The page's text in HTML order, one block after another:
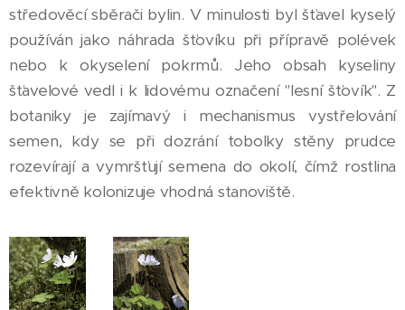
středověcí sběrači bylin. V minulosti byl šťavel kyselý
používán jako náhrada šťovíku při přípravě polévek
nebo k okyselení pokrmů. Jeho obsah kyseliny
šťavelové vedl i k lidovému označení "lesní šťovík". Z
botaniky je zajímavý i mechanismus vystřelování
semen, kdy se při dozrání tobolky stěny prudce
rozevírají a vymršťují semena do okolí, čímž rostlina
efektivně kolonizuje vhodná stanoviště.